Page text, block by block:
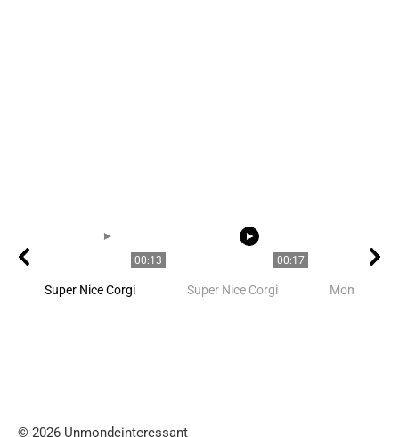
00:13
Super Nice Corgi
00:17
Super Nice Corgi Mom is
© 2026 Unmondeinteressant